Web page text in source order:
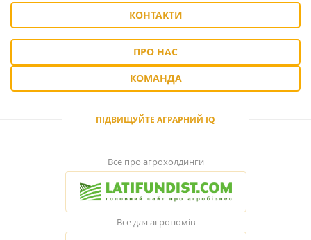
КОНТАКТИ
ПРО НАС
КОМАНДА
ПІДВИЩУЙТЕ АГРАРНИЙ IQ
Все про агрохолдинги
Все для агрономів